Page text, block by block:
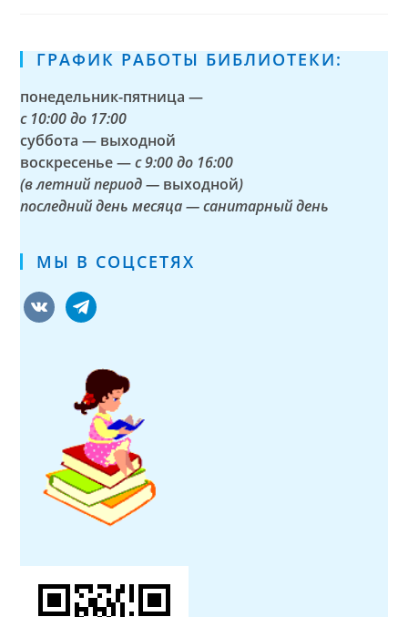
ГРАФИК РАБОТЫ БИБЛИОТЕКИ:
понедельник-пятница —
с 10:00 до 17:00
суббота — выходной
воскресенье —с 9:00 до 16:00
(в летний период — выходной)
последний день месяца — санитарный день
МЫ В СОЦСЕТЯХ
vkontaktetelegram